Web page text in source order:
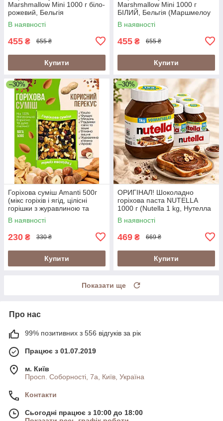
Marshmallow Mini 1000 г біло-
рожевий, Бельгія
(Маршмелоу Rioba 1кг)
В наявності
455 ₴ 655 ₴
Купити
Marshmallow Mini 1000 г
БІЛИЙ, Бельгія (Маршмелоу
Rioba 1кг)
В наявності
455 ₴ 655 ₴
Купити
–30%
Горіхова суміш Amanti 500г
(мікс горіхів і ягід, цілісні
горішки з журавлиною та
королівським родзинками 500
г)
В наявності
230 ₴ 330 ₴
Купити
–30%
ОРИГІНАЛ! Шоколадно
горіхова паста NUTELLA
1000 г (Nutella 1 kg, Нутелла
1 кг)
В наявності
469 ₴ 669 ₴
Купити
Показати ще
Про нас
99% позитивних з 556 відгуків за рік
Працює з 01.07.2019
м. Київ
Просп. Соборності, 7а, Київ, Україна
Контакти
Сьогодні працює з 10:00 до 18:00